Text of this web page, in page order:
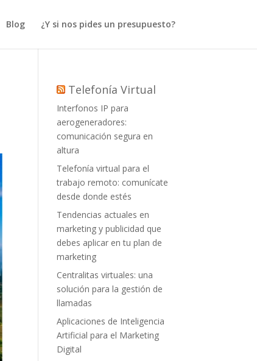
Blog ¿Y si nos pides un presupuesto?
Telefonía Virtual
Interfonos IP para
aerogeneradores:
comunicación segura en
altura
Telefonía virtual para el
trabajo remoto: comunícate
desde donde estés
Tendencias actuales en
marketing y publicidad que
debes aplicar en tu plan de
marketing
Centralitas virtuales: una
solución para la gestión de
llamadas
Aplicaciones de Inteligencia
Artificial para el Marketing
Digital